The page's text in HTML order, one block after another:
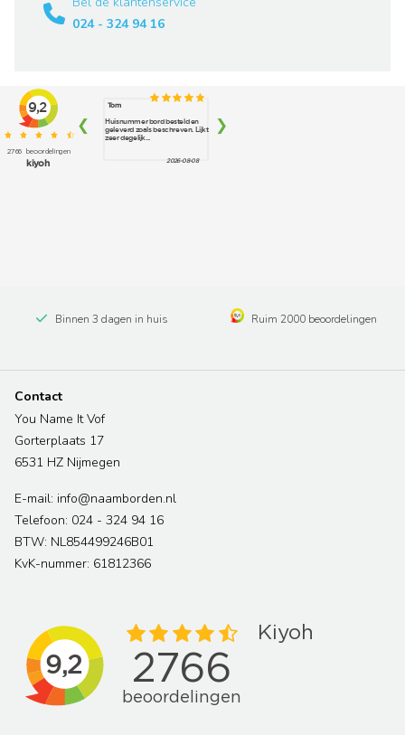
024 - 324 94 16
Binnen 3 dagen in huis Ruim 2000 beoordelingen
Contact
You Name It Vof
Gorterplaats 17
6531 HZ Nijmegen
E-mail: info@naamborden.nl
Telefoon: 024 - 324 94 16
BTW: NL854499246B01
KvK-nummer: 61812366